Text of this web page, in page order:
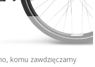
komu zawdzięczamy